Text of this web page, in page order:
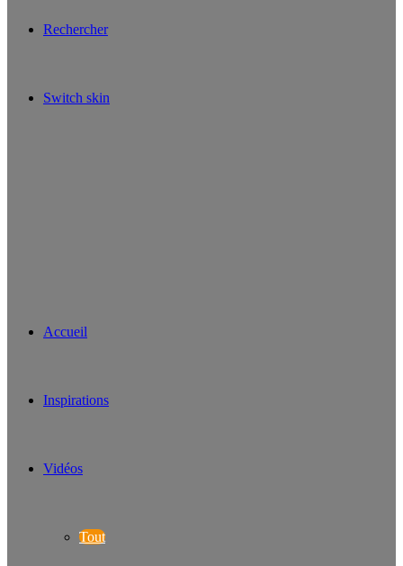
Rechercher
Switch skin
Accueil
Inspirations
Vidéos
Tout